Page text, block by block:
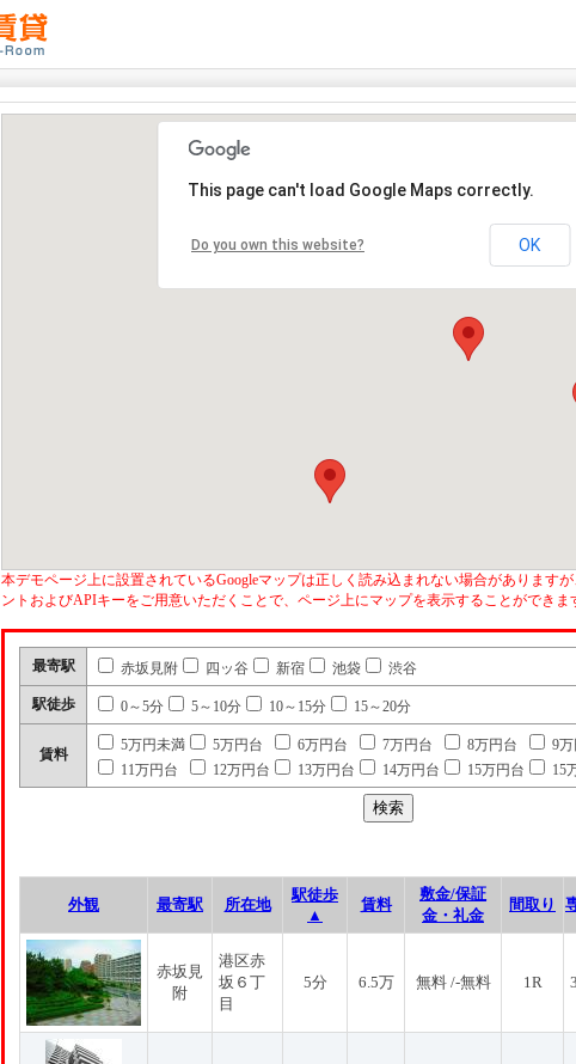
This page can't load Google Maps correctly.
Do you own this website? OK
本デモページ上に設置されているGoogleマップは正しく読み込まれない場合があります
ントおよびAPIキーをご用意いただくことで、ページ上にマップを表示することができま
最寄駅 赤坂見附 四ッ谷 新宿 池袋 渋谷
駅徒歩 0～5分 5～10分 10～15分 15～20分
賃料
5万円未満 5万円台 6万円台 7万円台 8万円台 9
11万円台
12万円台 13万円台 14万円台 15万円台 15
外観 最寄駅 所在地
駅徒歩
▲
賃料
敷金/保証
金・礼金
間取り
赤坂見
附
港区赤
坂６丁
目
5分 6.5万 無料 /-無料 1R